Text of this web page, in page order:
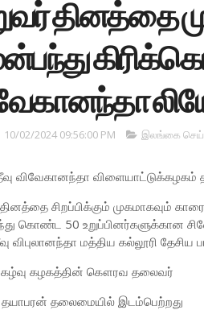
தினத்தை
10/02/2024 09:56:00 PM இலங்கை
விவேகானந்தா விளையாட்டுக்கழகம்
தினத்தை சிறப்பிக்கும் முகமாகவும்
கொண்ட 50 உறுப்பினர்களுக்கான
விபுலானந்தா மத்திய கல்லூரி
கழகத்தின் கௌரவ தலைவர்
. தயாபரன் தலைமையில் இடம்பெற்றது